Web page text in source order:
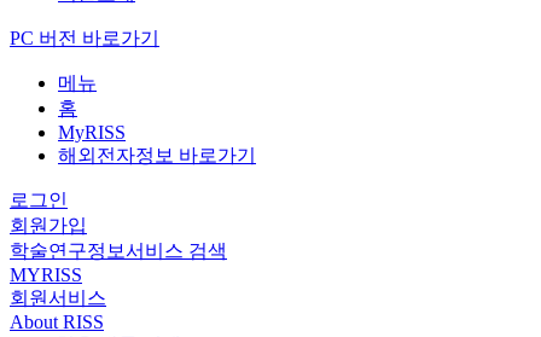
PC 버전 바로가기
메뉴
홈
MyRISS
해외전자정보 바로가기
로그인
회원가입
학술연구정보서비스 검색
MYRISS
회원서비스
About RISS